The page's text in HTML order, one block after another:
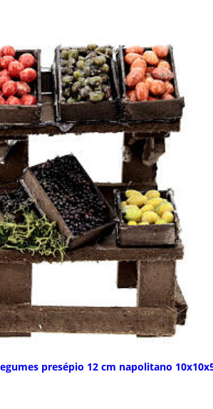
presépio 12 cm napolitano